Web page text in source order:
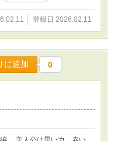
登録日 2026.02.11
に追加 0